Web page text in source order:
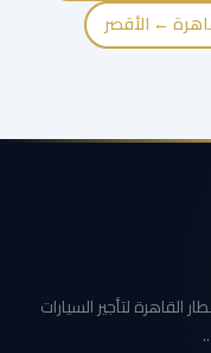
← الأقصر
لتأجير السيارات